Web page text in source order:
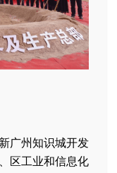
广州知识城开发
区工业和信息化